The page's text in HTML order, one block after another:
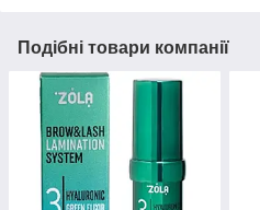
Подібні товари компанії